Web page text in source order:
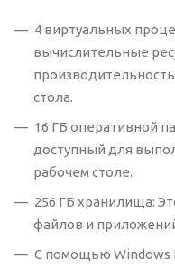
4 виртуальных
вычислительные
стола.
16 ГБ оперативной
доступный для
рабочем столе.
256 ГБ хранилища:
файлов и
С помощью Windows